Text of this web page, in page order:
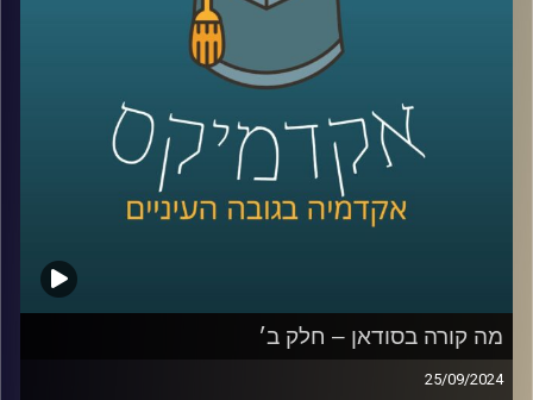
אז מי יזכה בסודאן כבעלת ברית בעתיד הקרוב?
כדי לענות על השאלה הזו הצטרף אלינו היום ד״ר חיים קורן,
בית ספר לאודר לממשל, דיפלומטיה ואסטרטגיה, אוניברסיטת
לשעבר שגריר ישראל הראשון לדרום סודאן ומצרים.
קרדיט תמונות:AudioVersity
מה קורה בסודאן – חלק ב׳
25/09/2024